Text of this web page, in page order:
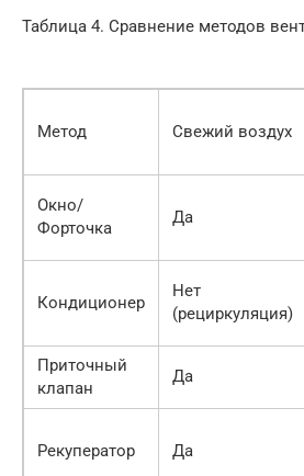
Таблица 4. Сравнение методов
Метод Свежий воздух
Окно/
Форточка
Да
Кондиционер
Нет
(рециркуляция)
Приточный
клапан
Да
Рекуператор Да